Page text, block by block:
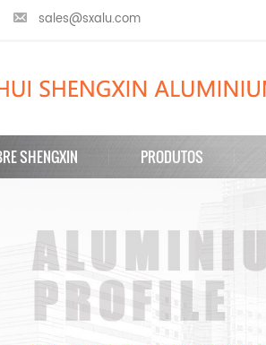
sales@sxalu.com
SHENGXIN PRODUTOS